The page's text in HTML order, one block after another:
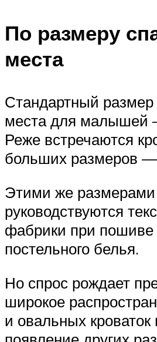
По размеру
места
Стандартный размер
места для малышей
Реже встречаются
больших размеров
Этими же размерами
руководствуются
фабрики при пошиве
постельного белья.
Но спрос рождает
широкое
и овальных кроваток